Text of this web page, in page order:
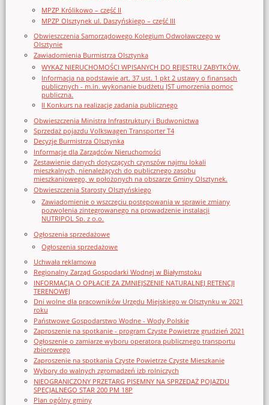
MPZP Królikowo – część II
MPZP Olsztynek ul. Daszyńskiego – część III
Obwieszczenia Samorządowego Kolegium Odwoławczego w
Olsztynie
Zawiadomienia Burmistrza Olsztynka
WYKAZ NIERUCHOMOŚCI WPISANYCH DO REJESTRU ZABYTKÓW.
Informacja na podstawie art. 37 ust. 1 pkt 2 ustawy o finansach
publicznych - m.in. wykonanie budżetu JST umorzenia pomoc
publiczna.
II Konkurs na realizację zadania publicznego
Obwieszczenia Ministra Infrastruktury i Budwonictwa
Sprzedaż pojazdu Volkswagen Transporter T4
Decyzje Burmistrza Olsztynka
Informacje dla Zarządców Nieruchomości
Zestawienie danych dotyczących czynszów najmu lokali
mieszkalnych, nienależących do publicznego zasobu
mieszkaniowego, w położonych na obszarze Gminy Olsztynek.
Obwieszczenia Starosty Olsztyńskiego
Zawiadomienie o wszczęciu postępowania w sprawie zmiany
pozwolenia zintegrowanego na prowadzenie instalacji
NUTRIPOL Sp. z o.o.
Ogłoszenia sprzedażowe
Ogłoszenia sprzedażowe
Uchwała reklamowa
Regionalny Zarząd Gospodarki Wodnej w Białymstoku
INFORMACJA O OPŁACIE ZA ZMNIEJSZENIE NATURALNEJ RETENCJI
TERENOWEJ
Dni wolne dla pracowników Urzędu Miejskiego w Olsztynku w 2021
roku
Państwowe Gospodarstwo Wodne - Wody Polskie
Zaproszenie na spotkanie - program Czyste Powietrze grudzień 2021
Ogłoszenie o zamiarze wyboru operatora publicznego transportu
zbiorowego
Zaproszenie na spotkania Czyste Powietrze Czyste Mieszkanie
Wybory do walnych zgromadzeń izb rolniczych
NIEOGRANICZONY PRZETARG PISEMNY NA SPRZEDAŻ POJAZDU
SPECJALNEGO STAR 200 PM 18P
Plan ogólny gminy